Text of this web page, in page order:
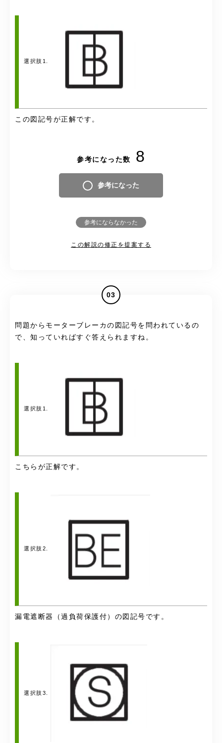
選択肢1.
この図記号が正解です。
参考になった数 8
参考になった
参考にならなかった
この解説の修正を提案する
03
問題からモーターブレーカの図記号を問われているの
で、知っていればすぐ答えられますね。
選択肢1.
こちらが正解です。
選択肢2.
漏電遮断器（過負荷保護付）の図記号です。
選択肢3.